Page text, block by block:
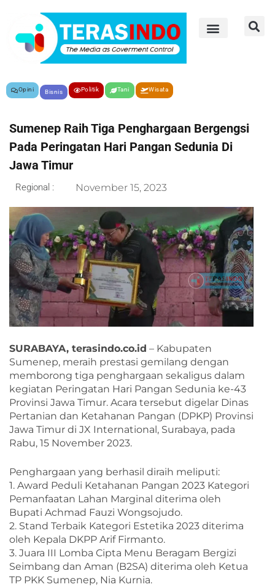
Opini Bisnis Politik Tani Wisata
Sumenep Raih Tiga Penghargaan Bergengsi
Pada Peringatan Hari Pangan Sedunia Di
Jawa Timur
Regional : November 15, 2023
SURABAYA, terasindo.co.id – Kabupaten
Sumenep, meraih prestasi gemilang dengan
memborong tiga penghargaan sekaligus dalam
kegiatan Peringatan Hari Pangan Sedunia ke-43
Provinsi Jawa Timur. Acara tersebut digelar Dinas
Pertanian dan Ketahanan Pangan (DPKP) Provinsi
Jawa Timur di JX International, Surabaya, pada
Rabu, 15 November 2023.
Penghargaan yang berhasil diraih meliputi:
1. Award Peduli Ketahanan Pangan 2023 Kategori
Pemanfaatan Lahan Marginal diterima oleh
Bupati Achmad Fauzi Wongsojudo.
2. Stand Terbaik Kategori Estetika 2023 diterima
oleh Kepala DKPP Arif Firmanto.
3. Juara III Lomba Cipta Menu Beragam Bergizi
Seimbang dan Aman (B2SA) diterima oleh Ketua
TP PKK Sumenep, Nia Kurnia.